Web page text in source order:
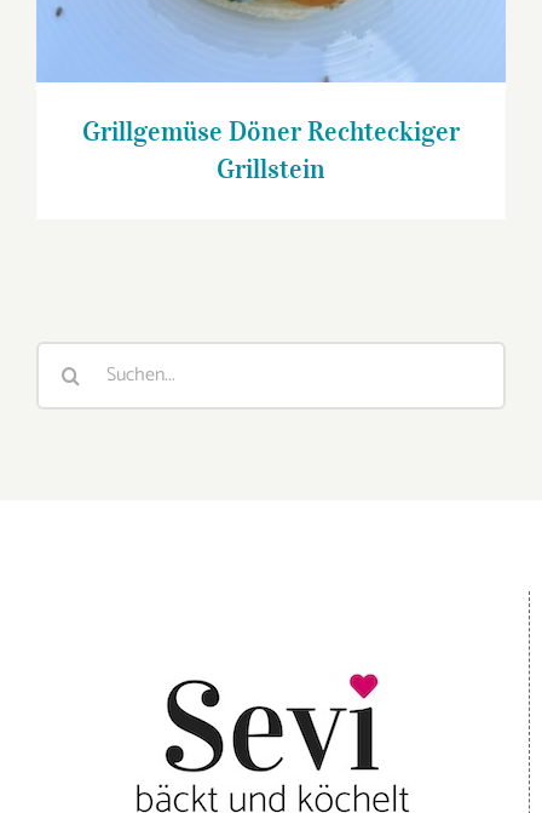
Grillgemüse Döner Rechteckiger
Grillstein
nach: